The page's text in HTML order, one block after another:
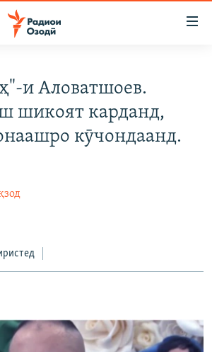
и Аловатшоев.
шикоят карданд,
кӯчондаанд.